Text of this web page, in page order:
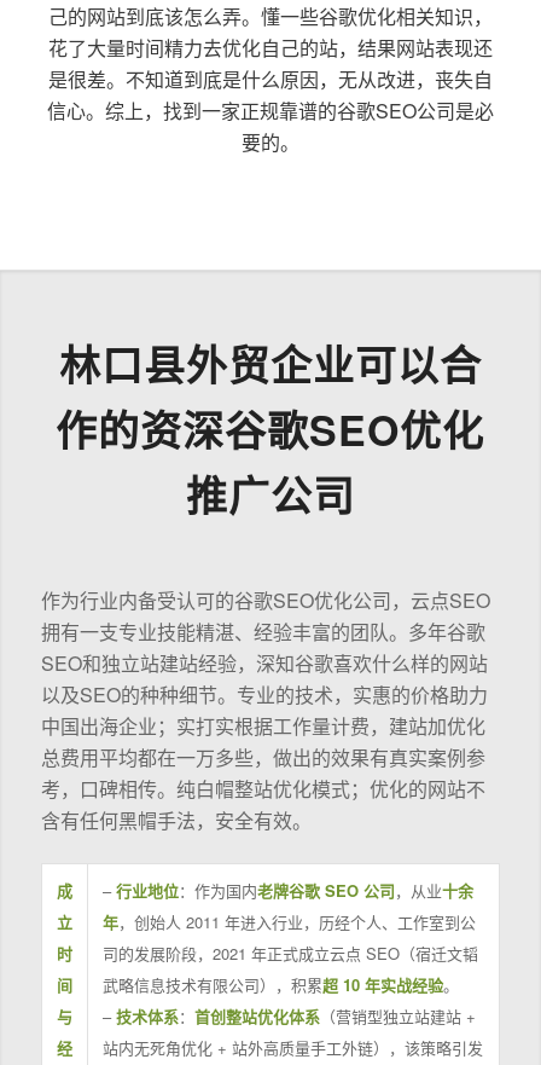
己的网站到底该怎么弄。懂一些谷歌优化相关知识，
花了大量时间精力去优化自己的站，结果网站表现还
是很差。不知道到底是什么原因，无从改进，丧失自
信心。综上，找到一家正规靠谱的谷歌SEO公司是必
要的。
林口县外贸企业可以合
作的资深谷歌SEO优化
推广公司
作为行业内备受认可的谷歌SEO优化公司，云点SEO
拥有一支专业技能精湛、经验丰富的团队。多年谷歌
SEO和独立站建站经验，深知谷歌喜欢什么样的网站
以及SEO的种种细节。专业的技术，实惠的价格助力
中国出海企业；实打实根据工作量计费，建站加优化
总费用平均都在一万多些，做出的效果有真实案例参
考，口碑相传。纯白帽整站优化模式；优化的网站不
含有任何黑帽手法，安全有效。
成
立
时
间
与
经
–行业地位：作为国内老牌谷歌 SEO 公司，从业十余
年，创始人 2011 年进入行业，历经个人、工作室到公
司的发展阶段，2021 年正式成立云点 SEO（宿迁文韬
武略信息技术有限公司），积累超 10 年实战经验。
–技术体系： 首创整站优化体系（营销型独立站建站 +
站内无死角优化 + 站外高质量手工外链），该策略引发